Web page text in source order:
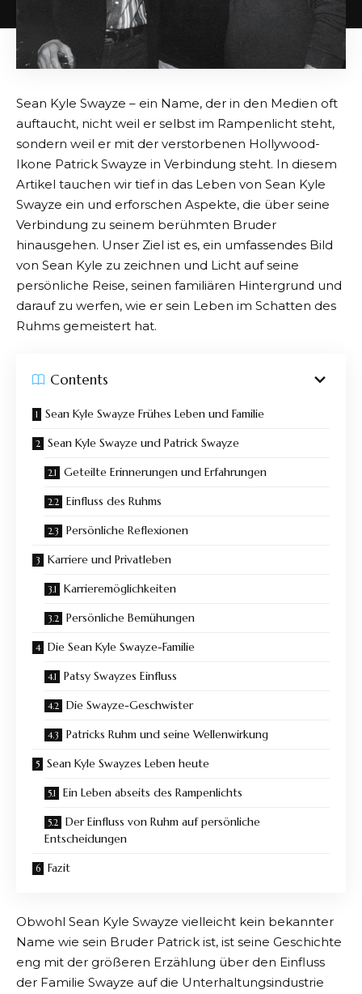
Sean Kyle Swayze – ein Name, der in den Medien oft
auftaucht, nicht weil er selbst im Rampenlicht steht,
sondern weil er mit der verstorbenen Hollywood-
Ikone Patrick Swayze in Verbindung steht. In diesem
Artikel tauchen wir tief in das Leben von Sean Kyle
Swayze ein und erforschen Aspekte, die über seine
Verbindung zu seinem berühmten Bruder
hinausgehen. Unser Ziel ist es, ein umfassendes Bild
von Sean Kyle zu zeichnen und Licht auf seine
persönliche Reise, seinen familiären Hintergrund und
darauf zu werfen, wie er sein Leben im Schatten des
Ruhms gemeistert hat.
Contents
Sean Kyle Swayze Frühes Leben und Familie
Sean Kyle Swayze und Patrick Swayze
Geteilte Erinnerungen und Erfahrungen
Einfluss des Ruhms
Persönliche Reflexionen
Karriere und Privatleben
Karrieremöglichkeiten
Persönliche Bemühungen
Die Sean Kyle Swayze-Familie
Patsy Swayzes Einfluss
Die Swayze-Geschwister
Patricks Ruhm und seine Wellenwirkung
Sean Kyle Swayzes Leben heute
Ein Leben abseits des Rampenlichts
Der Einfluss von Ruhm auf persönliche
Entscheidungen
Fazit
Obwohl Sean Kyle Swayze vielleicht kein bekannter
Name wie sein Bruder Patrick ist, ist seine Geschichte
eng mit der größeren Erzählung über den Einfluss
der Familie Swayze auf die Unterhaltungsindustrie